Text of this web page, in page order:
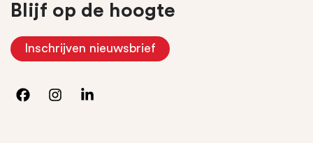
Blijf op de hoogte
Inschrijven nieuwsbrief
(Opent in nieuw tabblad)